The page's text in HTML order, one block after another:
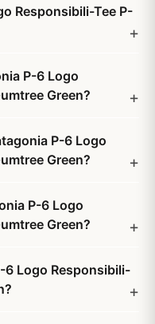
Responsibili-Tee P-
P-6 Logo
Green?
P-6 Logo
Green?
P-6 Logo
Green?
6 Logo Responsibili-